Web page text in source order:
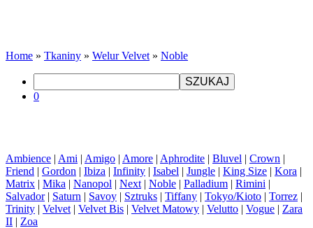
Home » Tkaniny » Welur Velvet » Noble
SZUKAJ
0
Ambience | Ami | Amigo | Amore | Aphrodite | Bluvel | Crown |
Friend | Gordon | Ibiza | Infinity | Isabel | Jungle | King Size | Kora |
Matrix | Mika | Nanopol | Next | Noble | Palladium | Rimini |
Salvador| Saturn | Savoy | Sztruks | Tiffany | Tokyo/Kioto | Torrez |
Trinity | Velvet | Velvet Bis | Velvet Matowy | Velutto | Vogue | Zara
II | Zoa